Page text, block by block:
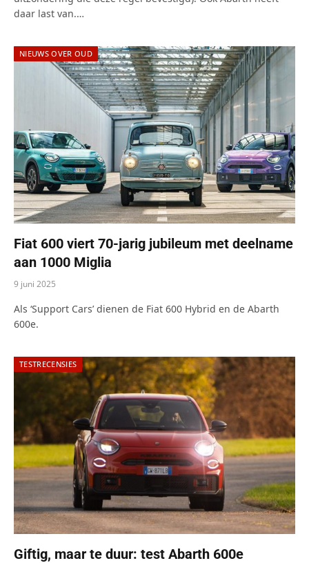
daar last van.…
NIEUWS OVER OUD
Fiat 600 viert 70-jarig jubileum met deelname
aan 1000 Miglia
9 juni 2025
Als ‘Support Cars’ dienen de Fiat 600 Hybrid en de Abarth
600e.
TESTRECENSIES
Giftig, maar te duur: test Abarth 600e